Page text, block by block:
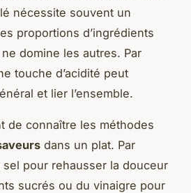
nécessite souvent un
proportions d’ingrédients
domine les autres. Par
touche d’acidité peut
et lier l’ensemble.
de connaître les méthodes
dans un plat. Par
pour rehausser la douceur
sucrés ou du vinaigre pour